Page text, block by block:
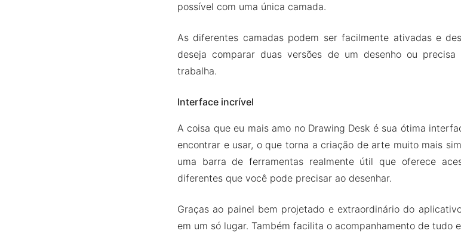
possível com uma única camada.
As diferentes camadas podem ser facilmente ativadas e
deseja comparar duas versões de um desenho ou
trabalha.
Interface incrível
A coisa que eu mais amo no Drawing Desk é sua ótima
encontrar e usar, o que torna a criação de arte muito mais
uma barra de ferramentas realmente útil que oferece
diferentes que você pode precisar ao desenhar.
Graças ao painel bem projetado e extraordinário do
em um só lugar. Também facilita o acompanhamento de tudo